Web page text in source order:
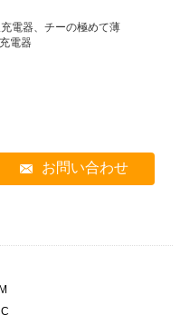
お問い合わせ